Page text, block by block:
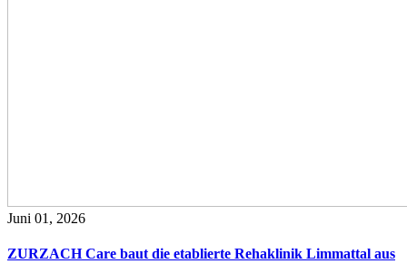
Juni 01, 2026
ZURZACH Care baut die etablierte Rehaklinik Limmattal aus